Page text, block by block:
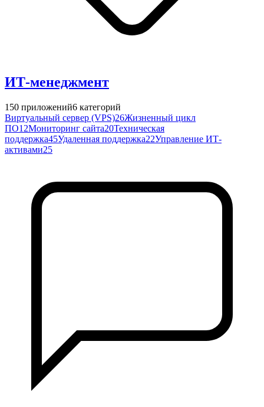
ИТ-менеджмент
150 приложений6 категорий
Виртуальный сервер (VPS)26Жизненный цикл
ПО12Мониторинг сайта20Техническая
поддержка45Удаленная поддержка22Управление ИТ-
активами25